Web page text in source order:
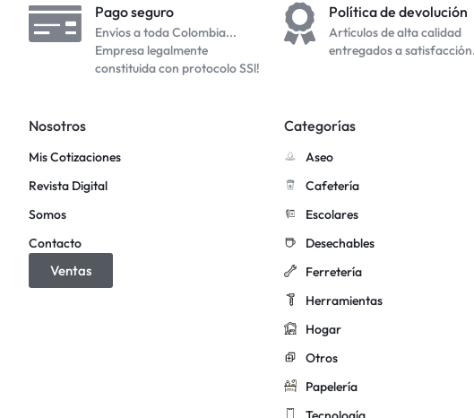
Pago seguro
Envíos a toda Colombia...
Empresa legalmente
constituida con protocolo SSl!
Política de devolución
Artículos de alta calidad
entregados a
Nosotros
Mis Cotizaciones
Revista Digital
Somos
Contacto
Ventas
Categorías
Aseo
Cafetería
Escolares
Desechables
Ferretería
Herramientas
Hogar
Otros
Papelería